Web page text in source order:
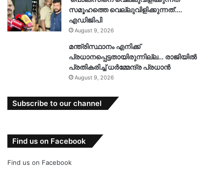
സമൂഹത്തെ വെല്ലുവിളിക്കുന്നത്’….
എഡിജിപി
August 9, 2026
മന്ത്രിസ്ഥാനം എനിക്ക്
പ്രധാനപ്പെട്ടതായിരുന്നില്ല… രാജിയിൽ
പ്രതികരിച്ച് ധർമ്മേന്ദ്ര പ്രധാൻ
August 9, 2026
Subscribe to our channel
Find us on Facebook
Find us on Facebook